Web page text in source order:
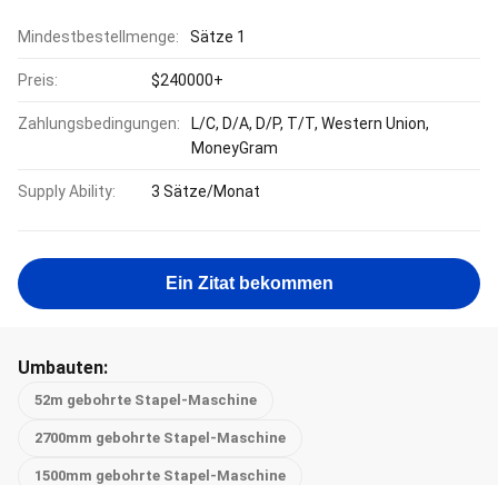
Mindestbestellmenge: Sätze 1
Preis: $240000+
Zahlungsbedingungen:
L/C, D/A, D/P, T/T, Western Union,
MoneyGram
Supply Ability: 3 Sätze/Monat
Ein Zitat bekommen
Umbauten:
52m gebohrte Stapel-Maschine
2700mm gebohrte Stapel-Maschine
1500mm gebohrte Stapel-Maschine